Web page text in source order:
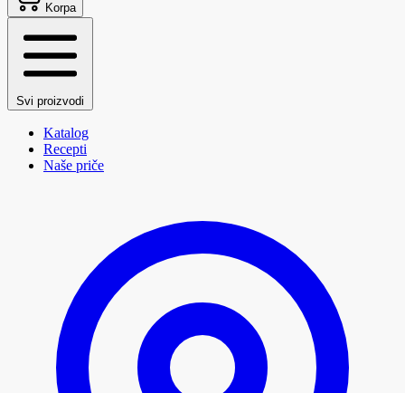
Korpa
Svi proizvodi
Katalog
Recepti
Naše priče